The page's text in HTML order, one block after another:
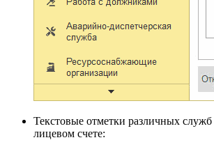
Текстовые отметки различных
лицевом счете: